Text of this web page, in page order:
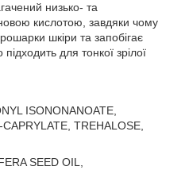
низько- та
кислотою, завдяки чому
шкіри та запобігає
для тонкої зрілої
ISONONANOATE,
TREHALOSE,
SEED OIL,